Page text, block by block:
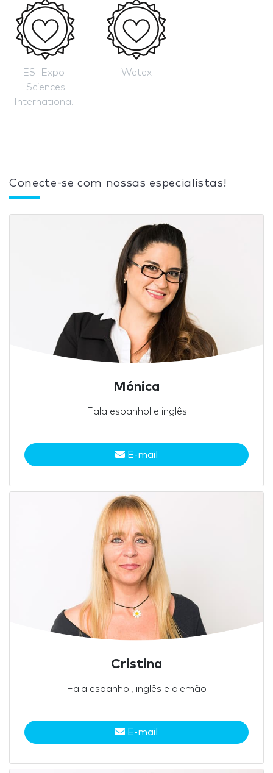
ESI Expo-
Sciences
Internationa...
Wetex
Conecte-se com nossas especialistas!
Mónica
Fala espanhol e inglês
E-mail
Cristina
Fala espanhol, inglês e alemão
E-mail